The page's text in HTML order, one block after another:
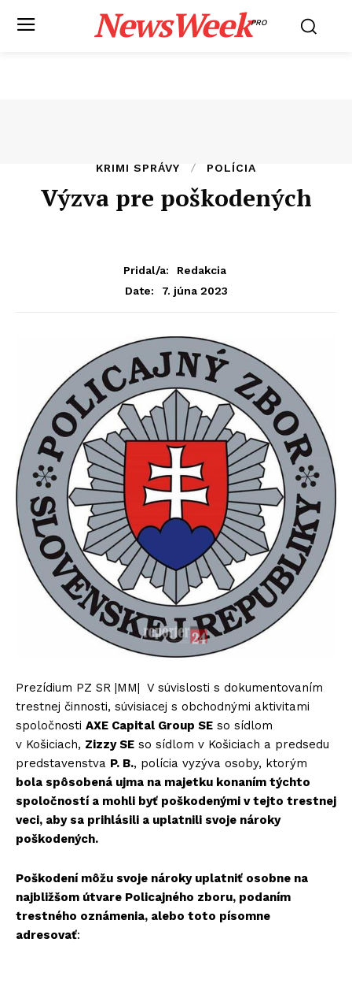
NewsWeekPRO
KRIMI SPRÁVY POLÍCIA
Výzva pre poškodených
Pridal/a:
Redakcia
Date:
7. júna 2023
Prezídium PZ SR |MM| V súvislosti s dokumentovaním
trestnej činnosti, súvisiacej s obchodnými aktivitami
spoločnosti AXE Capital Group SE so sídlom
v Košiciach, Zizzy SE so sídlom v Košiciach a predsedu
predstavenstva P. B., polícia vyzýva osoby, ktorým
bola spôsobená ujma na majetku konaním týchto
spoločností a mohli byť poškodenými v tejto trestnej
veci, aby sa prihlásili a uplatnili svoje nároky
poškodených.
Poškodení môžu svoje nároky uplatniť osobne na
najbližšom útvare Policajného zboru, podaním
trestného oznámenia, alebo toto písomne
adresovať: